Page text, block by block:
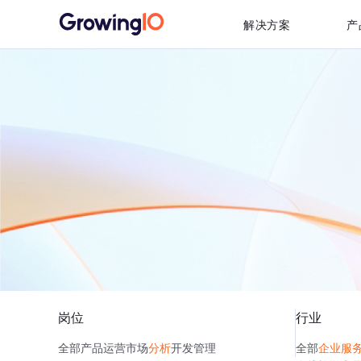
解决方案 产
岗位
全部产品运营市场分析开发管理
行业
全部企业服